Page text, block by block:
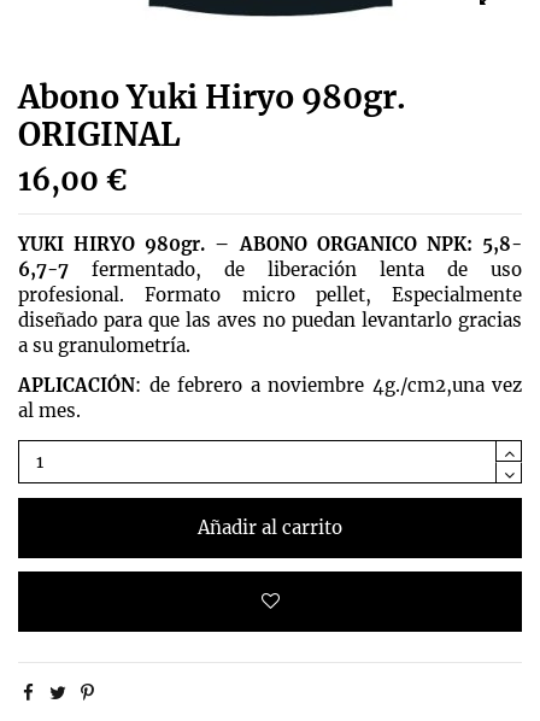
Abono Yuki Hiryo 980gr.
ORIGINAL
16,00 €
YUKI HIRYO 980gr. – ABONO ORGANICO NPK: 5,8-
6,7-7 fermentado, de liberación lenta de uso
profesional. Formato micro pellet, Especialmente
diseñado para que las aves no puedan levantarlo gracias
a su granulometría.
APLICACIÓN: de febrero a noviembre 4g./cm2,una vez
al mes.
Añadir al carrito